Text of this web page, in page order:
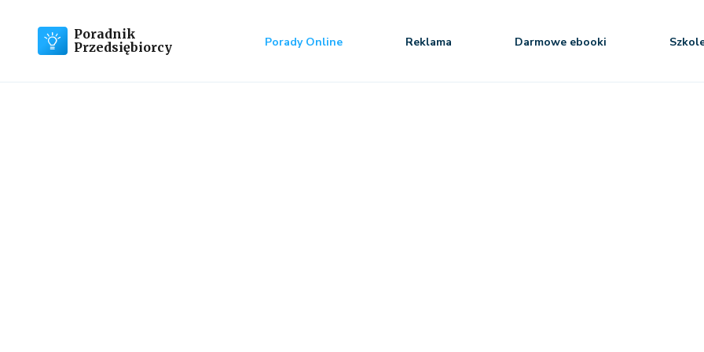
Poradnik
Przedsiębiorcy
Porady Online Reklama Darmowe ebooki